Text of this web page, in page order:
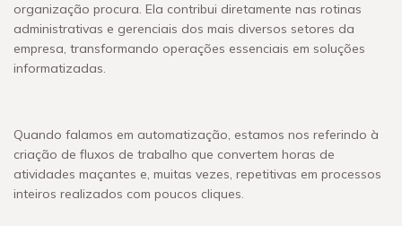
organização procura. Ela contribui diretamente nas rotinas
administrativas e gerenciais dos mais diversos setores da
empresa, transformando operações essenciais em soluções
informatizadas.
Quando falamos em automatização, estamos nos referindo à
criação de fluxos de trabalho que convertem horas de
atividades maçantes e, muitas vezes, repetitivas em processos
inteiros realizados com poucos cliques.